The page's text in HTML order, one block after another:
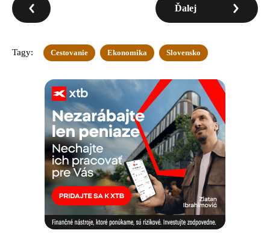
Ďalej
Tagy: Cestovanie Ekonomika Slovensko